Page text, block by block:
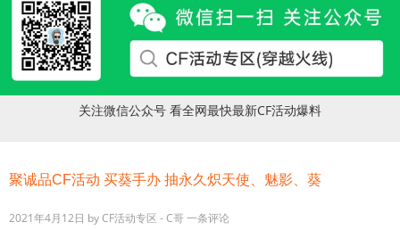
关注微信公众号 看全网最快最新CF活动爆料
聚诚品CF活动 买葵手办 抽永久炽天使、魅影、葵
2021年4月12日 byCF活动专区 - C哥一条评论